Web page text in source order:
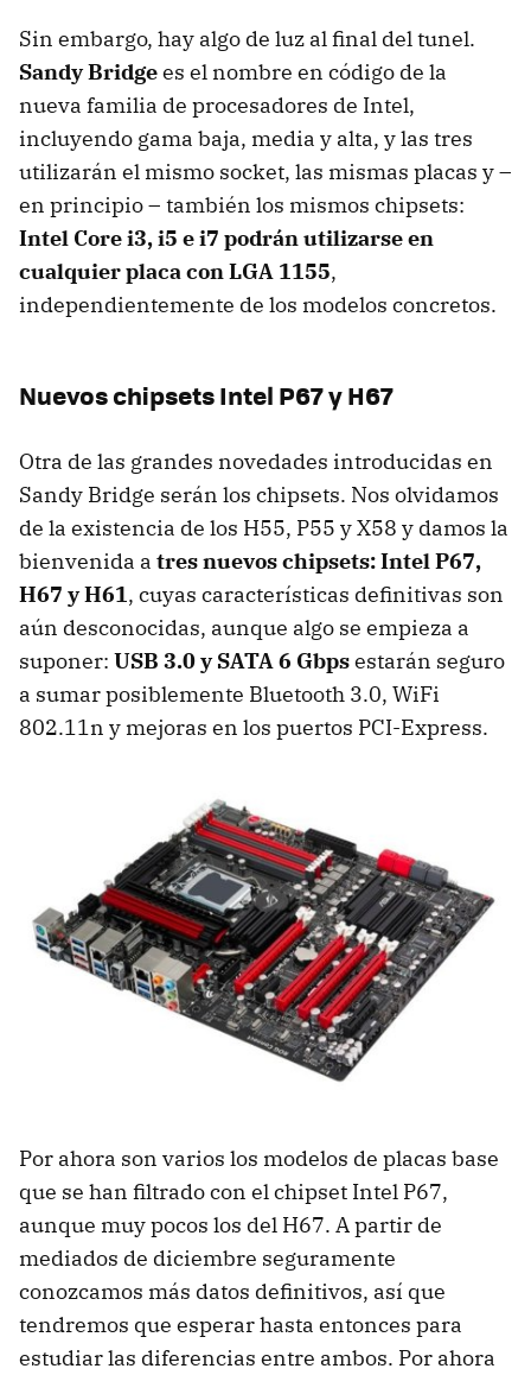
Sin embargo, hay algo de luz al final del tunel.
Sandy Bridgees el nombre en código de la
nueva familia de procesadores de Intel,
incluyendo gama baja, media y alta, y las tres
utilizarán el mismo socket, las mismas placas y –
en principio – también los mismos chipsets:
Intel Core i3, i5 e i7 podrán utilizarse en
cualquier placa conLGA 1155,
independientemente de los modelos concretos.
Nuevos chipsets Intel P67 y H67
Otra de las grandes novedades introducidas en
Sandy Bridge serán los chipsets. Nos olvidamos
de la existencia de los H55, P55 y X58 y damos la
bienvenida a tres nuevos chipsets: Intel P67,
H67 y H61, cuyas características definitivas son
aún desconocidas, aunque algo se empieza a
suponer: USB 3.0 ySATA6 Gbpsestarán seguro
a sumar posiblemente Bluetooth 3.0, WiFi
802.11n y mejoras en los puertos PCI-Express.
Por ahora son varios los modelos de placas base
que se han filtrado con el chipset Intel P67,
aunque muy pocos los del H67. A partir de
mediados de diciembre seguramente
conozcamos más datos definitivos, así que
tendremos que esperar hasta entonces para
estudiar las diferencias entre ambos. Por ahora